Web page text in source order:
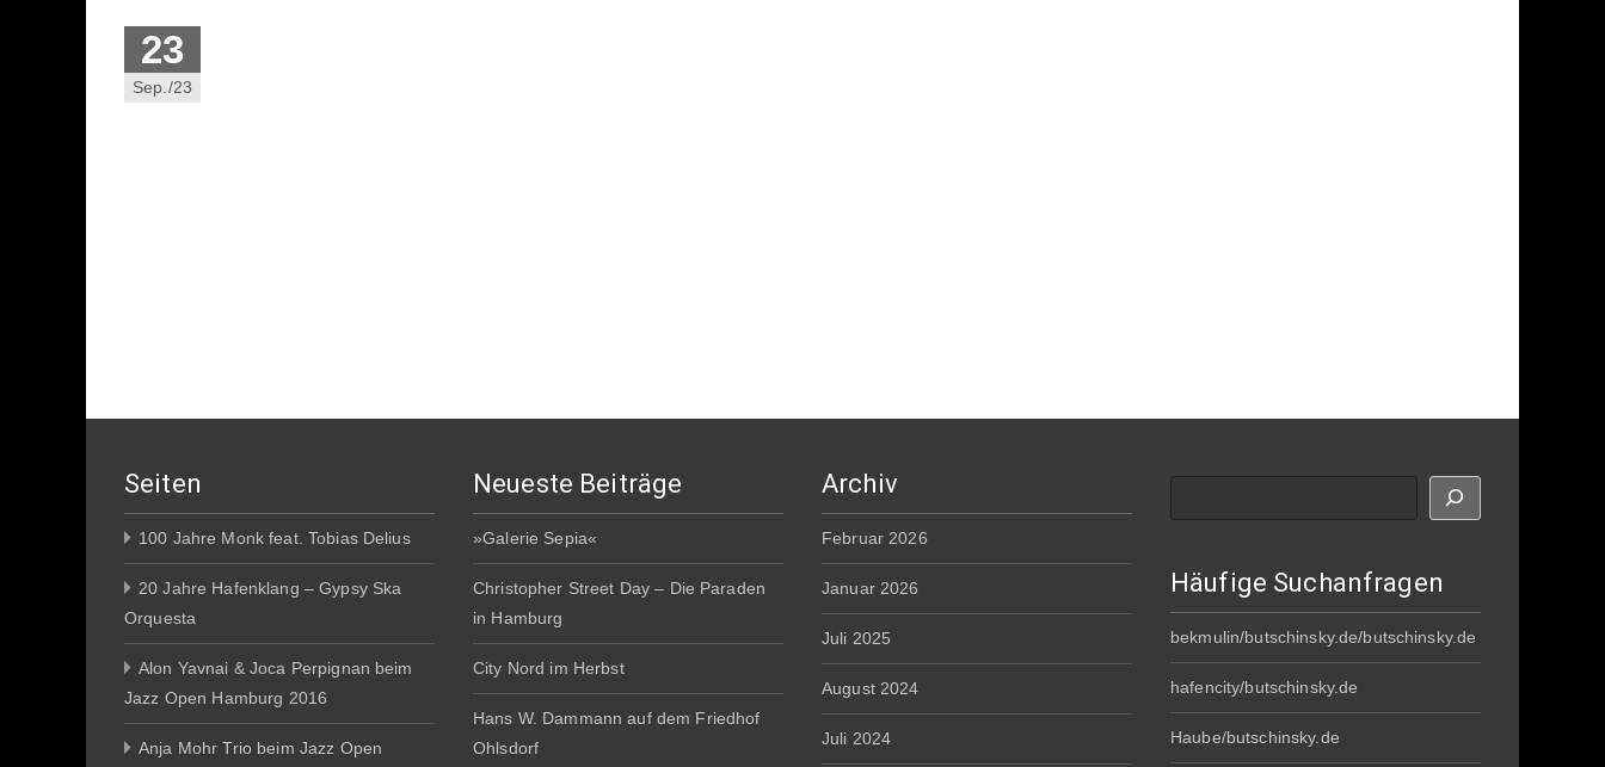
23
Sep./23
Seiten
100 Jahre Monk feat. Tobias Delius
20 Jahre Hafenklang – Gypsy Ska
Orquesta
Alon Yavnai & Joca Perpignan beim
Jazz Open Hamburg 2016
Anja Mohr Trio beim Jazz Open
Neueste Beiträge
»Galerie Sepia«
Christopher Street Day – Die Paraden
in Hamburg
City Nord im Herbst
Hans W. Dammann auf dem Friedhof
Ohlsdorf
Archiv
Februar 2026
Januar 2026
Juli 2025
August 2024
Juli 2024
Häufige Suchanfragen
bekmulin/butschinsky.de/butschinsky.de
hafencity/butschinsky.de
Haube/butschinsky.de